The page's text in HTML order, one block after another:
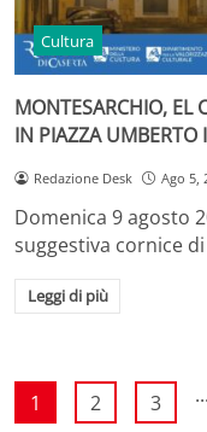
Cultura
MONTESARCHIO, EL
IN PIAZZA UMBERTO I
Redazione Desk Ago 5,
Domenica 9 agosto
suggestiva cornice
Leggi di più
1 2 3 ...